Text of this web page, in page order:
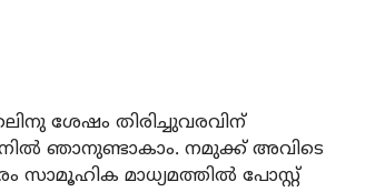
ശേഷം തിരിച്ചുവരവിന്
ഞാനുണ്ടാകാം. നമുക്ക് അവിടെ
സാമൂഹിക മാധ്യമത്തില്‍ പോസ്റ്റ്